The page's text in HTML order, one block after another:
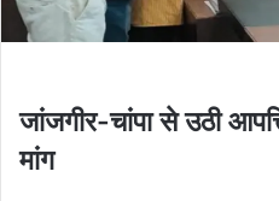
जांजगीर-चांपा से उठी
मांग